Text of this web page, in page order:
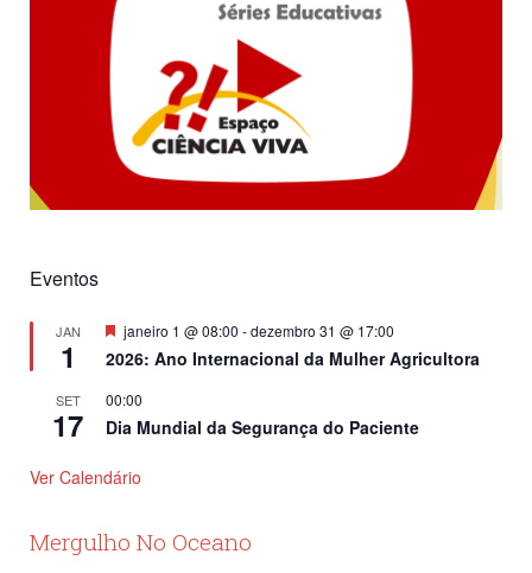
Eventos
JAN
1
Destacado
janeiro 1 @ 08:00 -dezembro 31 @ 17:00
2026: Ano Internacional da Mulher Agricultora
SET
17
00:00
Dia Mundial da Segurança do Paciente
Ver Calendário
Mergulho No Oceano